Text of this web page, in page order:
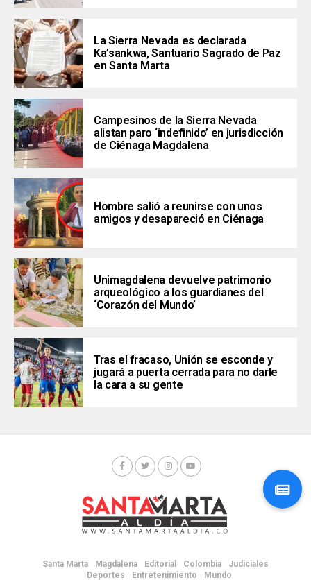
La Sierra Nevada es declarada
Ka’sankwa, Santuario Sagrado de Paz
en Santa Marta
Campesinos de la Sierra Nevada
alistan paro ‘indefinido’ en jurisdicción
de Ciénaga Magdalena
Hombre salió a reunirse con unos
amigos y desapareció en Ciénaga
Unimagdalena devuelve patrimonio
arqueológico a los guardianes del
‘Corazón del Mundo’
Tras el fracaso, Unión se esconde y
jugará a puerta cerrada para no darle
la cara a su gente
Santa Marta Magdalena Editorial Colombia
Judiciales
Deportes
Entretenimiento Mundo